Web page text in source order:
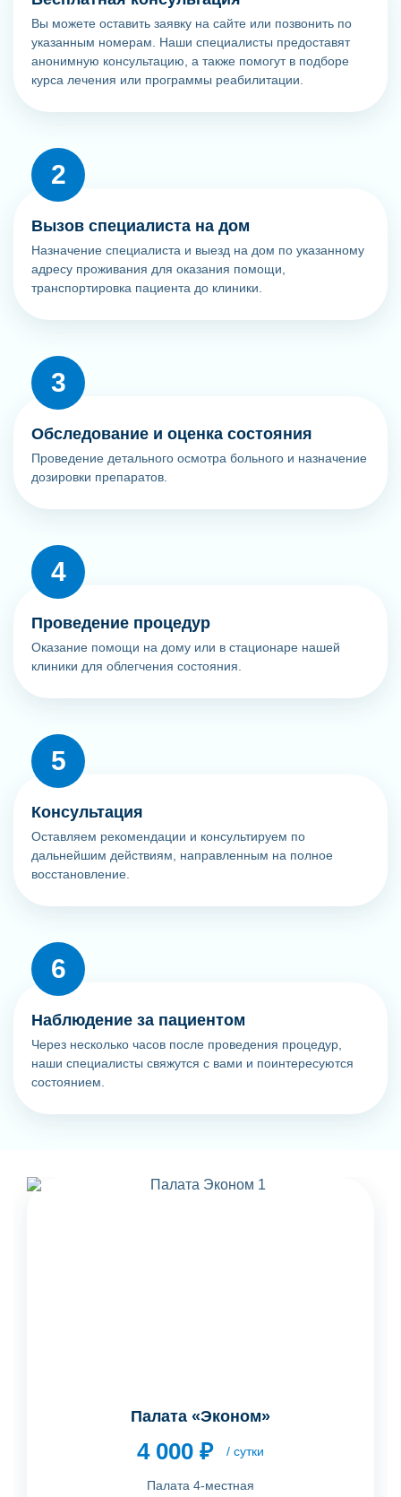
Вы можете оставить заявку на сайте или позвонить по
указанным номерам. Наши специалисты предоставят
анонимную консультацию, а также помогут в подборе
курса лечения или программы реабилитации.
Вызов специалиста на дом
Назначение специалиста и выезд на дом по указанному
адресу проживания для оказания помощи,
транспортировка пациента до клиники.
Обследование и оценка состояния
Проведение детального осмотра больного и назначение
дозировки препаратов.
Проведение процедур
Оказание помощи на дому или в стационаре нашей
клиники для облегчения состояния.
Консультация
Оставляем рекомендации и консультируем по
дальнейшим действиям, направленным на полное
восстановление.
Наблюдение за пациентом
Через несколько часов после проведения процедур,
наши специалисты свяжутся с вами и поинтересуются
состоянием.
Палата «Эконом»
4 000 ₽ / сутки
Палата 4-местная